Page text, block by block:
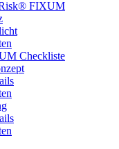
FIXUM
Checkliste